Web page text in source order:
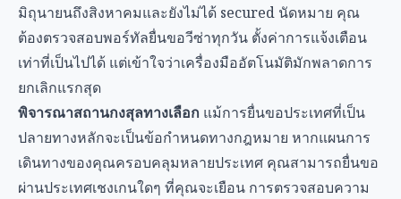
มิถุนายนถึงสิงหาคมและยังไม่ได้ secured นัดหมาย คุณ
ต้องตรวจสอบพอร์ทัลยื่นขอวีซ่าทุกวัน ตั้งค่าการแจ้งเตือน
เท่าที่เป็นไปได้ แต่เข้าใจว่าเครื่องมืออัตโนมัติมักพลาดการ
ยกเลิกแรกสุด
พิจารณาสถานกงสุลทางเลือก แม้การยื่นขอประเทศที่เป็น
ปลายทางหลักจะเป็นข้อกำหนดทางกฎหมาย หากแผนการ
เดินทางของคุณครอบคลุมหลายประเทศ คุณสามารถยื่นขอ
ผ่านประเทศเชงเกนใดๆ ที่คุณจะเยือน การตรวจสอบความ